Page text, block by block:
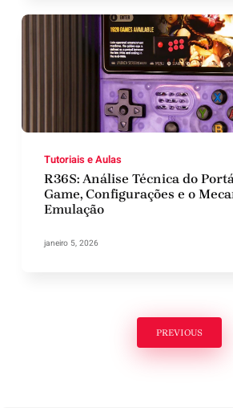
Tutoriais e Aulas
R36S: Análise Técnica do
Game, Configurações e o
Emulação
janeiro 5, 2026
PREVIOUS